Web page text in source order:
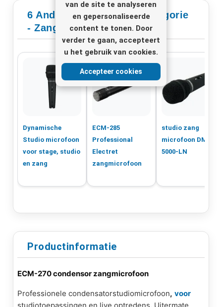
van de site te analyseren
en gepersonaliseerde
content te tonen. Door
verder te gaan, accepteert
u het gebruik van cookies.
Accepteer cookies
6 Andere Producten In Categorie
- Zangmicrofoons
Dynamische
Studio microfoon
voor stage, studio
en zang
ECM-285
Professional
Electret
zangmicrofoon
studio zang
microfoon DM-
5000-LN
Productinformatie
ECM-270 condensor zangmicrofoon
Professionele condensatorstudiomicrofoon, voor